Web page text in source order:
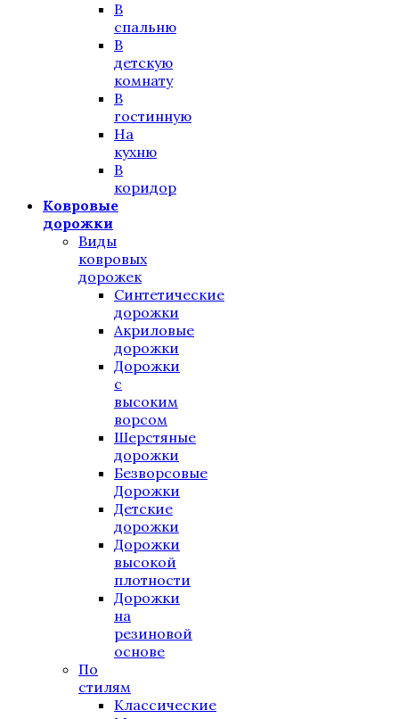
В
спальню
В
детскую
комнату
В
гостинную
На
кухню
В
коридор
Ковровые
дорожки
Виды
ковровых
дорожек
Синтетические
дорожки
Акриловые
дорожки
Дорожки
с
высоким
ворсом
Шерстяные
дорожки
Безворсовые
Дорожки
Детские
дорожки
Дорожки
высокой
плотности
Дорожки
на
резиновой
основе
По
стилям
Классические